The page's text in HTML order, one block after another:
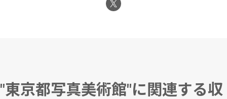
"東京都写真美術館"に関連する収